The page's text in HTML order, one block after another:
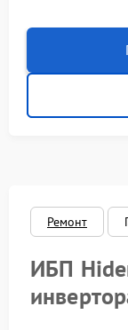
Ремонт
ИБП